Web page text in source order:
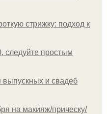
стрижку: подход к
следуйте простым
выпускных и свадеб
на макияж/прическу/